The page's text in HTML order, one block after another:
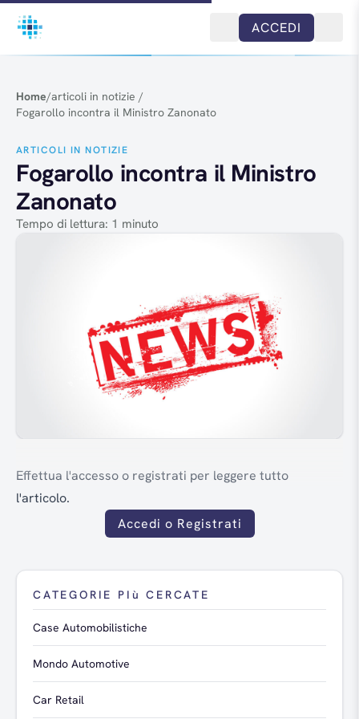
Salta al contenuto
ACCEDI
Home/articoli in notizie /
Fogarollo incontra il Ministro Zanonato
ARTICOLI IN NOTIZIE
Fogarollo incontra il Ministro
Zanonato
Tempo di lettura: 1 minuto
Effettua l'accesso o registrati per leggere tutto
l'articolo.
Accedi o Registrati
CATEGORIE PIù CERCATE
Case Automobilistiche
Mondo Automotive
Car Retail